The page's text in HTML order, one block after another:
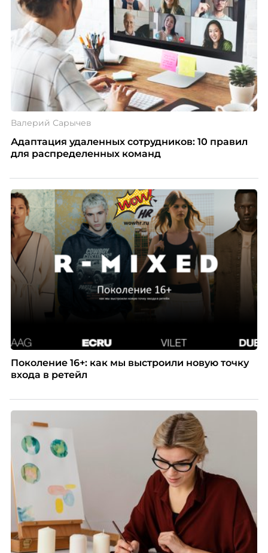
Валерий Сарычев
Адаптация удаленных сотрудников: 10 правил
для распределенных команд
Поколение 16+: как мы выстроили новую точку
входа в ретейл